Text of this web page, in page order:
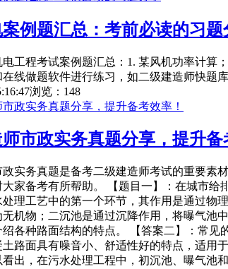
例题汇总：考前必读的习题
电工程考试案例题汇总：1. 某风机功率计算
线做题软件进行练习，如二级建造师快题
浏览：148
市政实务真题分享，提升备
政实务真题是备考二级建造师考试的重要素
家备考有所帮助。 【题目一】：在城市给
理工艺中的第一个环节，其作用是通过物
机物；二沉池是通过沉降作用，将曝气池
各种路面结构的特点。 【答案二】：常
路面具有噪音小、舒适性好的特点，适用
出，在污水处理工程中，初沉池、曝气池